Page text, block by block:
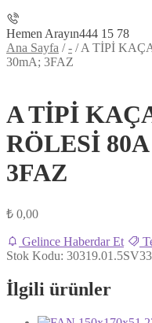
Hemen Arayın444 15 78
Ana Sayfa /- /A TİPİ
30mA; 3FAZ
A TİPİ
RÖLESİ
3FAZ
₺ 0,00
Gelince Haberdar Et
Stok Kodu:
İlgili ürünler